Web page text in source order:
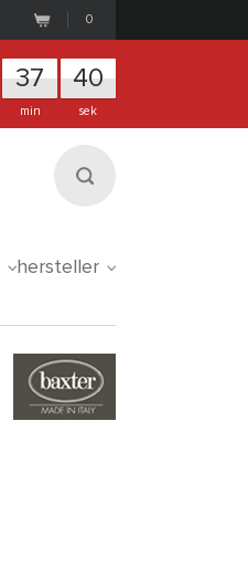
0
37
min
39
sek
hersteller